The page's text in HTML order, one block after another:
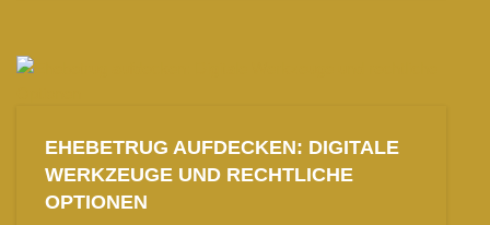
EHEBETRUG AUFDECKEN: DIGITALE
WERKZEUGE UND RECHTLICHE
OPTIONEN